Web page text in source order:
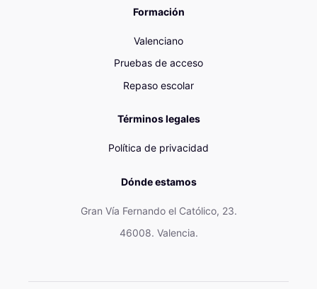
Formación
Valenciano
Pruebas de acceso
Repaso escolar
Términos legales
Política de privacidad
Dónde estamos
Gran Vía Fernando el Católico, 23.
46008. Valencia.